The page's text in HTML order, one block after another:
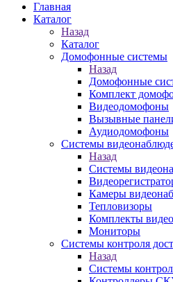
Главная
Каталог
Назад
Каталог
Домофонные системы
Назад
Домофонные
Комплект
Видеодомофоны
Вызывные
Аудиодомофоны
Системы
Назад
Системы
Камеры
Тепловизоры
Комплекты
Мониторы
Системы контроля
Назад
Системы